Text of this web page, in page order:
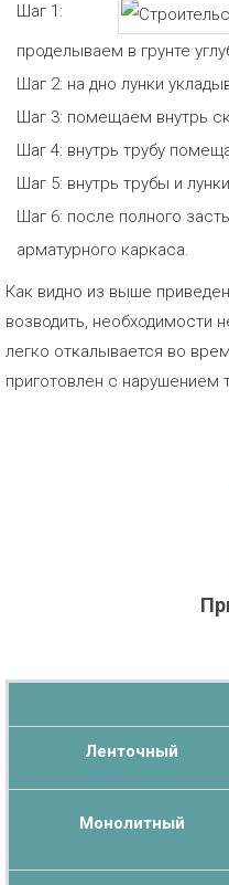
Шаг 1:
проделываем в грунте
Шаг 2: на дно лунки
Шаг 3: помещаем внутрь
Шаг 4: внутрь трубу
Шаг 5: внутрь трубы и
Шаг 6: после полного
арматурного каркаса.
Как видно из выше
возводить, необходимости
легко откалывается во
приготовлен с нарушением
Ленточный
Монолитный